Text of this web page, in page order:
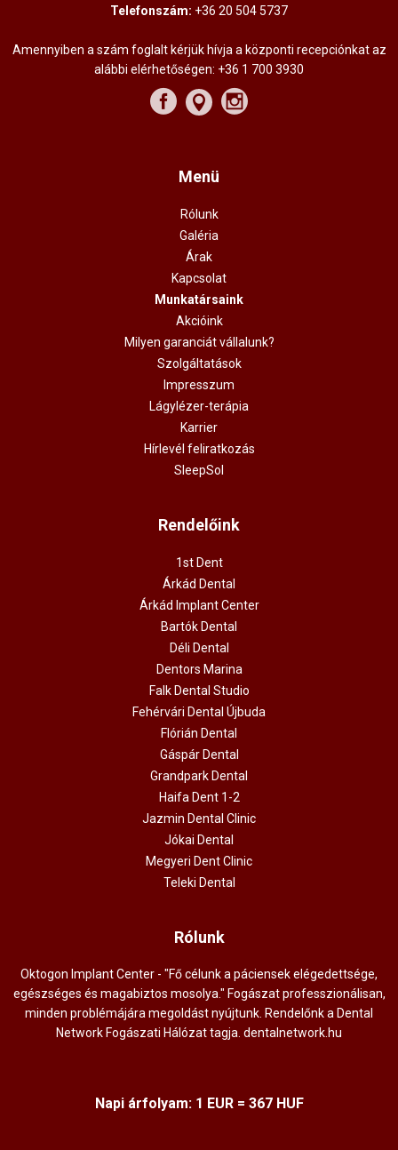
Telefonszám: +36 20 504 5737
Amennyiben a szám foglalt kérjük hívja a központi recepciónkat az
alábbi elérhetőségen: +36 1 700 3930
Menü
Rólunk
Galéria
Árak
Kapcsolat
Munkatársaink
Akcióink
Milyen garanciát vállalunk?
Szolgáltatások
Impresszum
Lágylézer-terápia
Karrier
Hírlevél feliratkozás
SleepSol
Rendelőink
1st Dent
Árkád Dental
Árkád Implant Center
Bartók Dental
Déli Dental
Dentors Marina
Falk Dental Studio
Fehérvári Dental Újbuda
Flórián Dental
Gáspár Dental
Grandpark Dental
Haifa Dent 1-2
Jazmin Dental Clinic
Jókai Dental
Megyeri Dent Clinic
Teleki Dental
Rólunk
Oktogon Implant Center - "Fő célunk a páciensek elégedettsége,
egészséges és magabiztos mosolya." Fogászat professzionálisan,
minden problémájára megoldást nyújtunk. Rendelőnk a Dental
Network Fogászati Hálózat tagja. dentalnetwork.hu
Napi árfolyam: 1 EUR = 367 HUF